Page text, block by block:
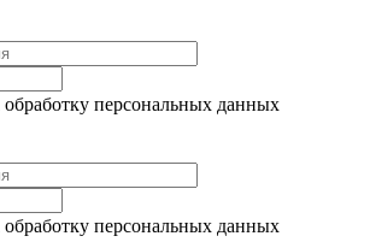
обработку персональных данных
обработку персональных данных